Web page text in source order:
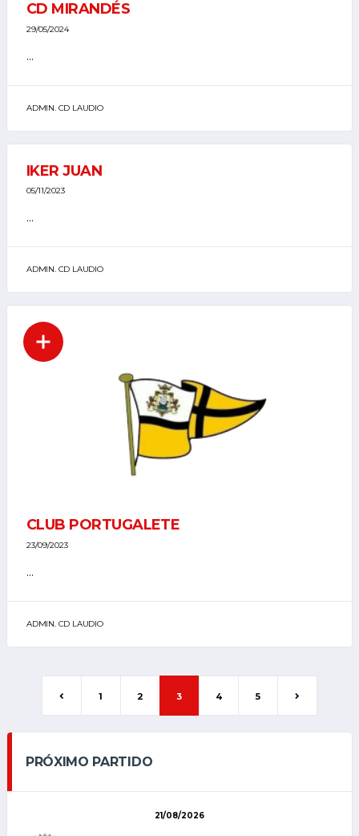
CD MIRANDÉS
29/05/2024
...
ADMIN. CD LAUDIO
IKER JUAN
05/11/2023
...
ADMIN. CD LAUDIO
CLUB PORTUGALETE
23/09/2023
...
ADMIN. CD LAUDIO
1 2 3 4 5
PRÓXIMO PARTIDO
21/08/2026